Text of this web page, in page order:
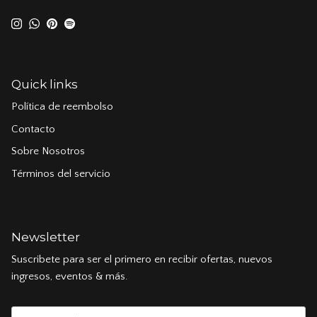
Instagram
WhatsApp
Pinterest
Spotify
Quick links
Política de reembolso
Contacto
Sobre Nosotros
Términos del servicio
Newsletter
Suscribete para ser el primero en recibir ofertas, nuevos
ingresos, eventos & más.